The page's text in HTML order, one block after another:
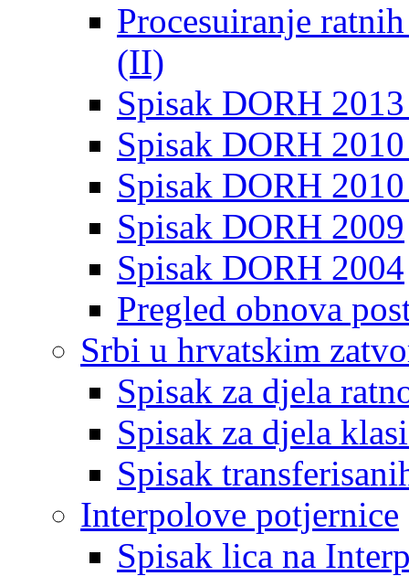
Procesuiranje
(II)
Spisak DORH
Spisak DORH
Spisak DORH
Spisak DORH 2009
Spisak DORH 2004
Pregled obnova
Srbi u hrvatskim
Spisak za djela
Spisak za djela
Spisak
Interpolove potjernice
Spisak lica na